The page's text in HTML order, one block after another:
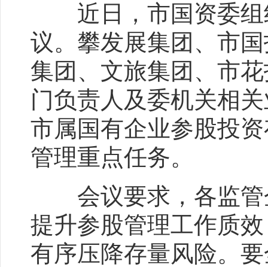
近日，市国资委组
议。攀发展集团、市
集团、文旅集团、市
门负责人及委机关相
市属国有企业参股投
管理重点任务。
会议要求，各监管
提升参股管理工作质
有序压降存量风险。